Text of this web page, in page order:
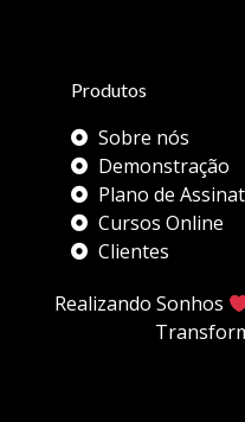
Produtos
Sobre nós
Demonstração
Plano de
Cursos Online
Clientes
Realizando Sonhos